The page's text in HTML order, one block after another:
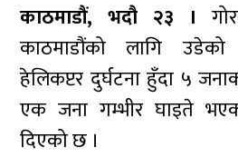
काठमाडौं, भदौ २३ ।
काठमाडौंको लागि
हेलिकप्टर दुर्घटना हुँदा ५
एक जना गम्भीर घाइते
दिएको छ ।